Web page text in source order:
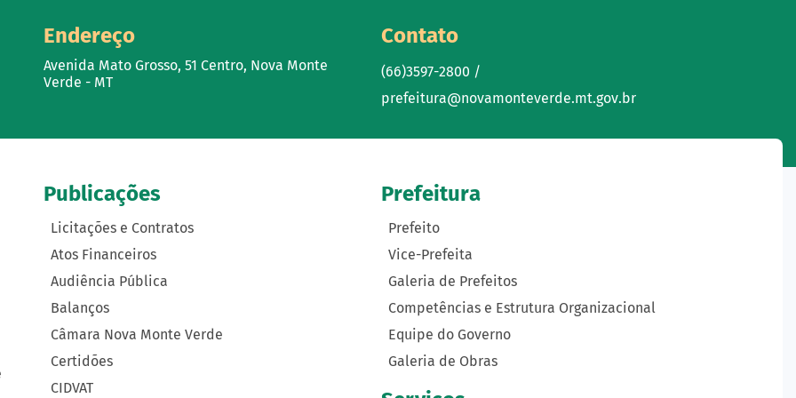
Endereço
Avenida Mato Grosso, 51 Centro, Nova Monte
Verde - MT
Contato
(66)3597-2800 /
prefeitura@novamonteverde.mt.gov.br
Publicações
Licitações e Contratos
Atos Financeiros
Audiência Pública
Balanços
Câmara Nova Monte Verde
Certidões
CIDVAT
Prefeitura
Prefeito
Vice-Prefeita
Galeria de Prefeitos
Competências e Estrutura Organizacional
Equipe do Governo
Galeria de Obras